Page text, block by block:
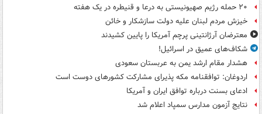
۲۰ حمله رژیم صهیونیستی به درعا و قنیطره در یک هفته
خیزش مردم لبنان علیه دولت سازشکار و خائن
معترضان آرژانتینی پرچم آمریکا را پایین کشیدند
شکاف‌های عمیق در اسرائیل!
هشدار مقام ارشد یمن به عربستان سعودی
اردوغان: توافقنامه مکه پذیرای مشارکت کشورهای دوست است
ادعای بسنت درباره توافق ایران و آمریکا
نتایج آزمون مدارس سمپاد اعلام شد